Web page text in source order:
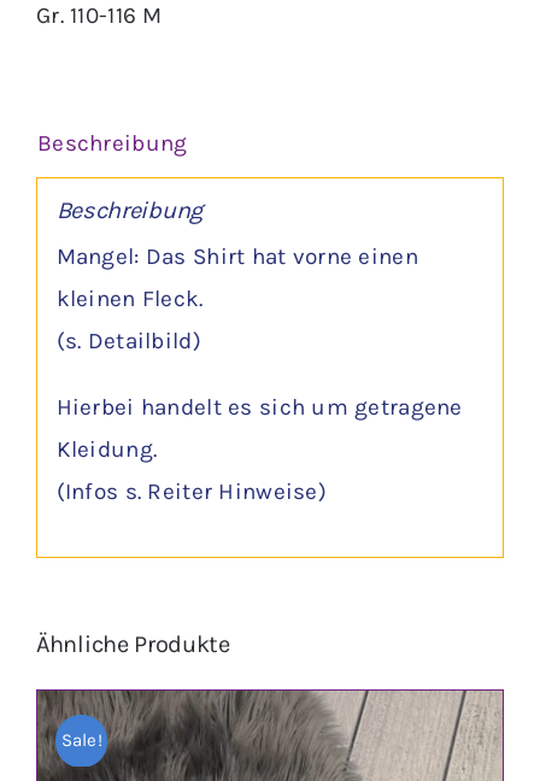
Gr. 110-116 M
Beschreibung
Beschreibung
Mangel: Das Shirt hat vorne einen
kleinen Fleck.
(s. Detailbild)
Hierbei handelt es sich um getragene
Kleidung.
(Infos s. Reiter Hinweise)
Ähnliche Produkte
Sale!